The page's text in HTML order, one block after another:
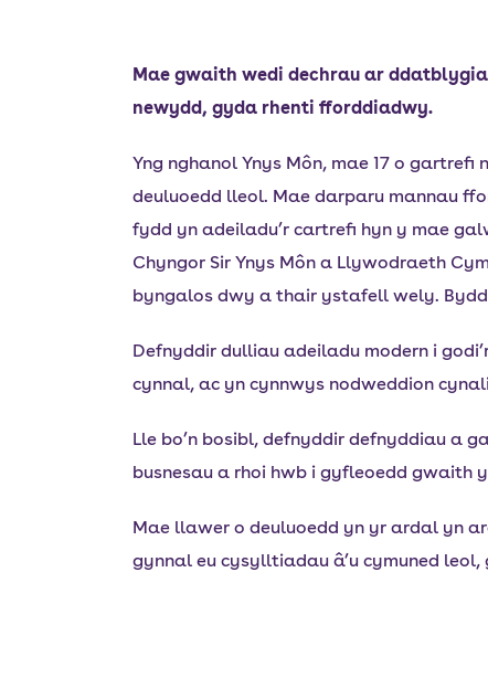
Mae gwaith wedi dechrau ar
newydd, gyda rhenti fforddiadwy.
Yng nghanol Ynys Môn, mae 17 o
deuluoedd lleol. Mae darparu mannau
fydd yn adeiladu’r cartrefi hyn y mae
Chyngor Sir Ynys Môn a Llywodraeth
byngalos dwy a thair ystafell wely. Bydd
Defnyddir dulliau adeiladu modern i
cynnal, ac yn cynnwys nodweddion
Lle bo’n bosibl, defnyddir defnyddiau a
busnesau a rhoi hwb i gyfleoedd gwaith
Mae llawer o deuluoedd yn yr ardal yn
gynnal eu cysylltiadau â’u cymuned